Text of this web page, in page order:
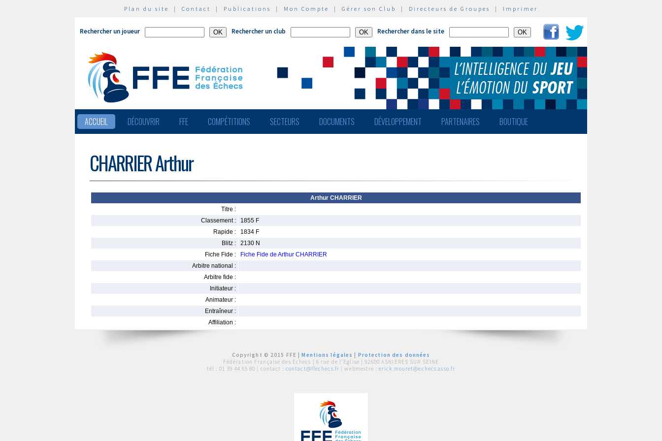
Plan du site | Contact | Publications | Mon Compte | Gérer son Club | Directeurs de Groupes | Imprimer
Rechercher un joueur Rechercher un club Rechercher dans le site
ACCUEIL DÉCOUVRIR FFE COMPÉTITIONS SECTEURS DOCUMENTS DÉVELOPPEMENT PARTENAIRES BOUTIQUE
CHARRIER Arthur
Arthur CHARRIER
Titre :
Classement :
1855 F
Rapide :
1834 F
Blitz :
2130 N
Fiche Fide :
Fiche Fide de Arthur CHARRIER
Arbitre national :
Arbitre fide :
Initiateur :
Animateur :
Entraîneur :
Affiliation :
Copyright © 2015 FFE |Mentions légales
Protection des données
Fédération Française des Echecs | 6 rue de l'Eglise | 92600 ASNIERES SUR SEINE
tél : 01 39 44 65 80 | contact : contact@ffechecs.fr | webmestre : erick.mouret@echecs.asso.fr